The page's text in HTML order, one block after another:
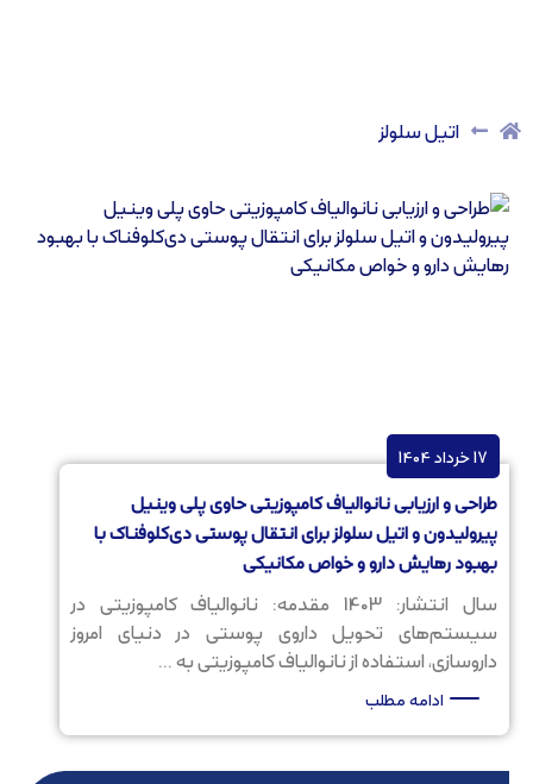
اتیل سلولز
17 خرداد 1404
طراحی و ارزیابی نانوالیاف کامپوزیتی حاوی پلی وینیل
پیرولیدون و اتیل سلولز برای انتقال پوستی دی‌کلوفناک با
بهبود رهایش دارو و خواص مکانیکی
سال انتشار: 1403 مقدمه: نانوالیاف کامپوزیتی در
سیستم‌های تحویل داروی پوستی در دنیای امروز
داروسازی، استفاده از نانوالیاف کامپوزیتی به ...
ادامه مطلب